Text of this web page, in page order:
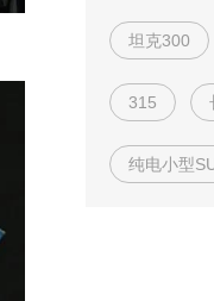
坦克300
315
纯电小型